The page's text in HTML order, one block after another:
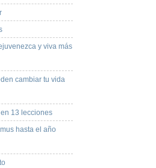
y viva más
cambiar tu vida
13 lecciones
hasta el año